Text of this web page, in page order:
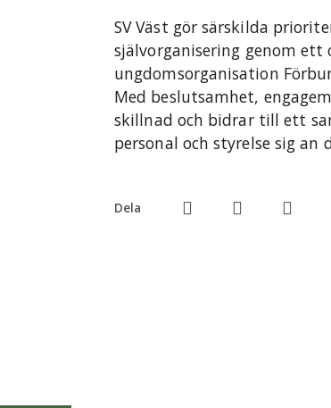
SV Väst gör särskilda
självorganisering genom
ungdomsorganisation
Med beslutsamhet,
skillnad och bidrar till ett
personal och styrelse sig
Dela